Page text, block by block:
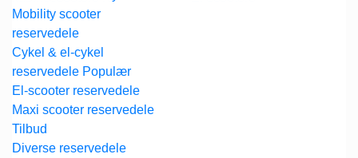
Mobility scooter
reservedele
Cykel & el-cykel
reservedele
El-scooter reservedele
Maxi scooter reservedele
Diverse reservedele